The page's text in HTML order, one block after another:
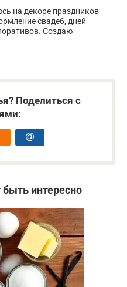
на декоре праздников
свадеб, дней
Создаю
Поделиться с
интересно